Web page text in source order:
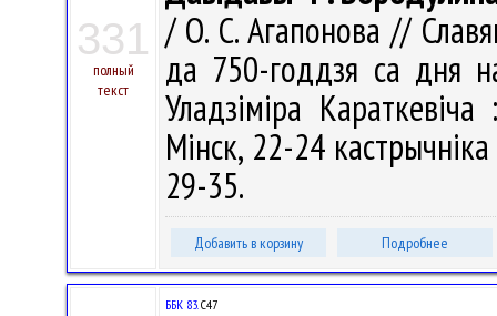
331
полный
текст
/ О. С. Агапонова //
да 750-годдзя са дня
Уладзіміра
Мінск, 22-24
29-35.
Добавить в корзину Подробнее
ББК 83.С47